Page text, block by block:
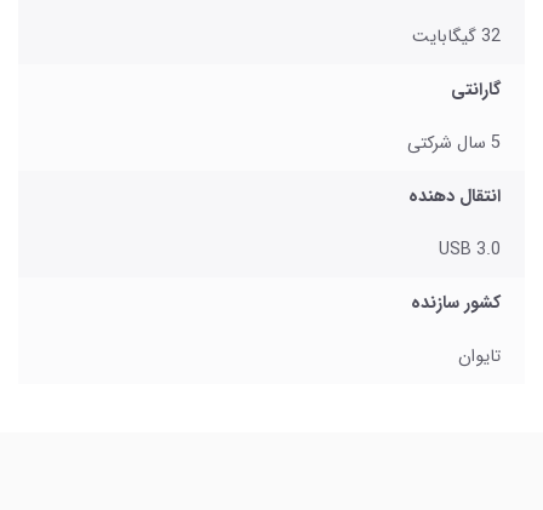
32 گیگابایت
گارانتی
5 سال شرکتی
انتقال دهنده
USB 3.0
کشور سازنده
تایوان